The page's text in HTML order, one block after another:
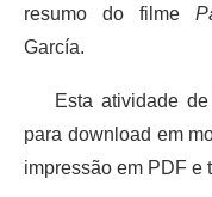
resumo do filme
García.
Esta atividade de
para download em
impressão em PDF e